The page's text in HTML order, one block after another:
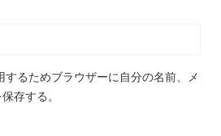
するためブラウザーに自分の名前、メ
存する。